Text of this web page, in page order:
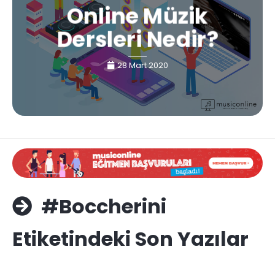
Online Müzik
Dersleri Nedir?
28 Mart 2020
#Boccherini
Etiketindeki Son Yazılar